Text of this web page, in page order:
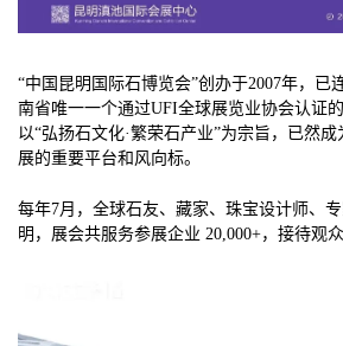
“中国昆明国际石博览会”创办于2007年，已
南省唯一一个通过UFI全球展览业协会认证
以“弘扬石文化·繁荣石产业”为宗旨，已然
展的重要平台和风向标。
每年7月，全球石友、藏家、珠宝设计师、
明，展会共服务参展企业 20,000+，接待观众